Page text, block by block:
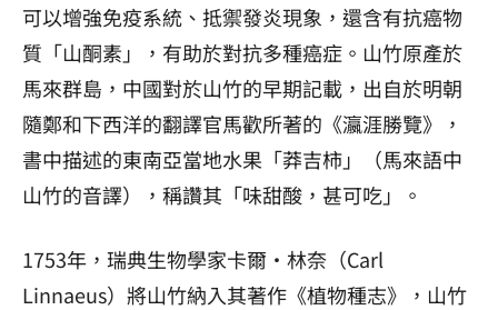
可以增強免疫系統、抵禦發炎現象，還含有抗癌物
質「山酮素」，有助於對抗多種癌症。山竹原產於
馬來群島，中國對於山竹的早期記載，出自於明朝
隨鄭和下西洋的翻譯官馬歡所著的《瀛涯勝覽》，
書中描述的東南亞當地水果「莽吉柿」（馬來語中
山竹的音譯），稱讚其「味甜酸，甚可吃」。
1753年，瑞典生物學家卡爾‧林奈（Carl
Linnaeus）將山竹納入其著作《植物種志》，山竹